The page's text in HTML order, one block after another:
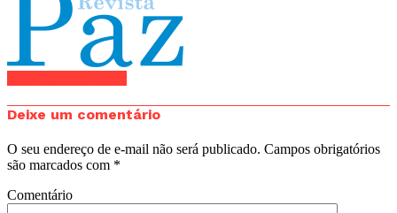
Deixe um comentário
O seu endereço de e-mail não será publicado. Campos obrigatórios
são marcados com *
Comentário